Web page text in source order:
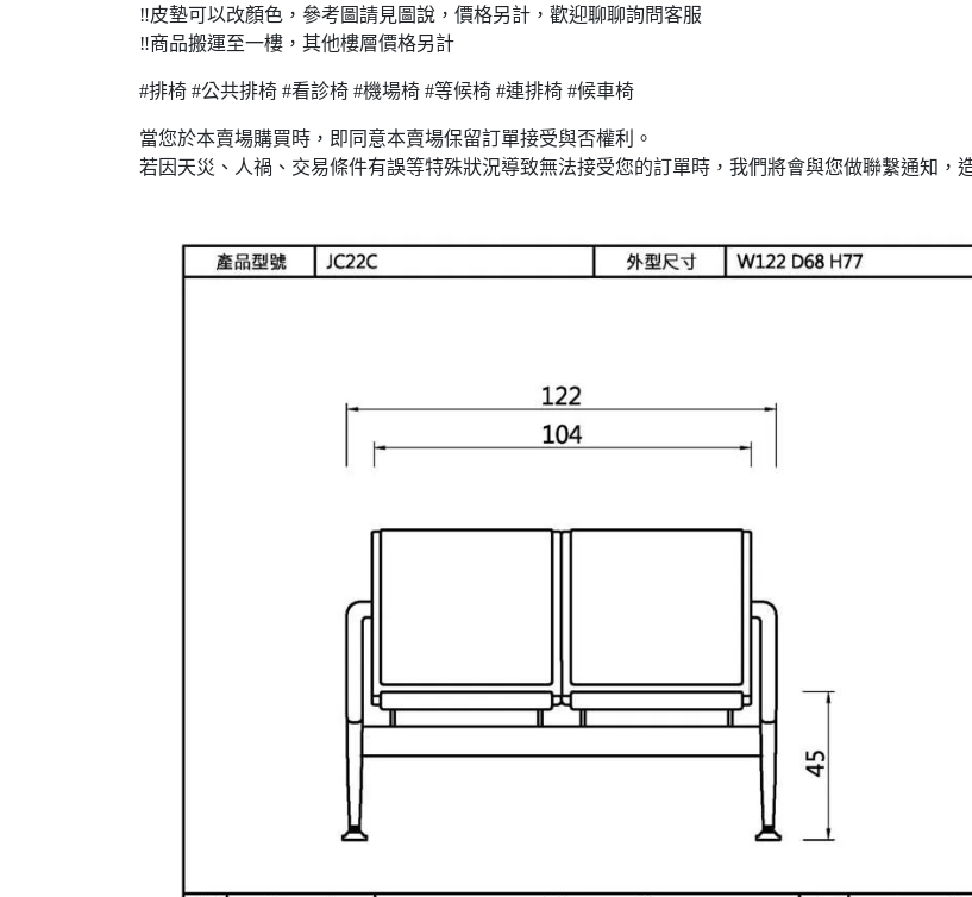
‼️皮墊可以改顏色，參考圖請見圖說，價格另計，歡迎聊聊詢問客服
‼️商品搬運至一樓，其他樓層價格另計
#排椅 #公共排椅 #看診椅 #機場椅 #等候椅 #連排椅 #候車椅
當您於本賣場購買時，即同意本賣場保留訂單接受與否權利。
若因天災、人禍、交易條件有誤等特殊狀況導致無法接受您的訂單時，我們將會與您做聯繫通知，